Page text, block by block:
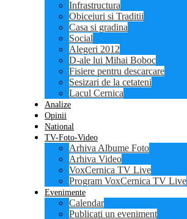
Infrastructura
Obiceiuri si Traditii
Casa si gradina
Social
Alegeri 2012
D-ale lui Mihai Boboc
Fisiere pentru descarcare
Sesizari de la cetateni
Lacul Cernica
Analize
Opinii
National
TV-Foto-Video
Arhiva Albume Foto
Arhiva Video
VoxCernica TV Live
Program VoxCernica TV Live
Evenimente
Calendar
Publicati un eveniment